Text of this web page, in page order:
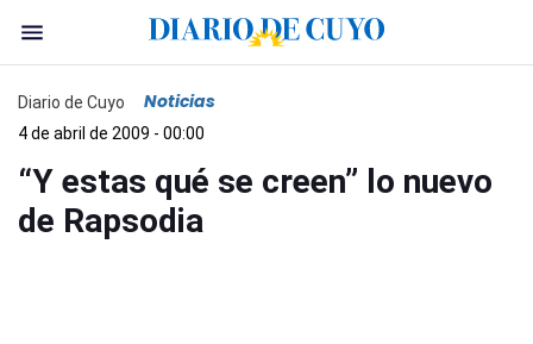
Diario de Cuyo Noticias
4 de abril de 2009 - 00:00
“Y estas qué se creen” lo nuevo
de Rapsodia